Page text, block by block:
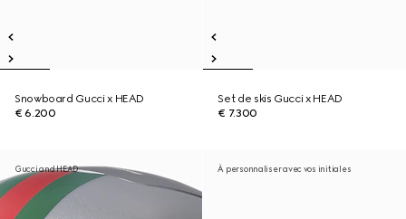
Snowboard Gucci x HEAD
€ 6.200
Set de skis Gucci x HEAD
€ 7.300
Gucci and HEAD À personnaliser avec vos initiales